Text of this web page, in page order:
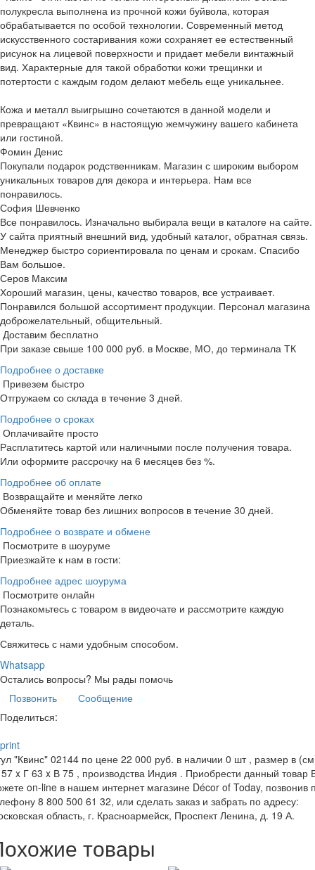
полукресла выполнена из прочной кожи буйвола, которая
обрабатывается по особой технологии. Современный метод
искусственного состаривания кожи сохраняет ее естественный
рисунок на лицевой поверхности и придает мебели винтажный
вид. Характерные для такой обработки кожи трещинки и
потертости с каждым годом делают мебель еще уникальнее.
Кожа и металл выигрышно сочетаются в данной модели и
превращают «Квинс» в настоящую жемчужину вашего кабинета
или гостиной.
Фомин Денис
Покупали подарок родственникам. Магазин с широким выбором
уникальных товаров для декора и интерьера. Нам все
понравилось.
София Шевченко
Все понравилось. Изначально выбирала вещи в каталоге на сайте.
У сайта приятный внешний вид, удобный каталог, обратная связь.
Менеджер быстро сориентировала по ценам и срокам. Спасибо
Вам большое.
Серов Максим
Хороший магазин, цены, качество товаров, все устраивает.
Понравился большой ассортимент продукции. Персонал магазина
доброжелательный, общительный.
Доставим бесплатно
При заказе свыше 100 000 руб. в Москве, МО, до терминала ТК
Подробнее о доставке
Привезем быстро
Отгружаем со склада в течение 3 дней.
Подробнее о сроках
Оплачивайте просто
Расплатитесь картой или наличными после получения товара.
Или оформите рассрочку на 6 месяцев без %.
Подробнее об оплате
Возвращайте и меняйте легко
Обменяйте товар без лишних вопросов в течение 30 дней.
Подробнее о возврате и обмене
Посмотрите в шоуруме
Приезжайте к нам в гости:
Подробнее адрес шоурума
Посмотрите онлайн
Познакомьтесь с товаром в видеочате и рассмотрите каждую
деталь.
Свяжитесь с нами удобным способом.
Whatsapp
Остались вопросы? Мы рады помочь
Позвонить
Сообщение
Поделиться:
print
"Квинс" 02144 по цене 22 000 руб. в наличии 0 шт , размер в
x Г 63 x В 75 , производства Индия . Приобрести данный товар
on-line в нашем интернет магазине Décor of Today, позвонив
8 800 500 61 32, или сделать заказ и забрать по адресу:
область, г. Красноармейск, Проспект Ленина, д. 19 А.
товары